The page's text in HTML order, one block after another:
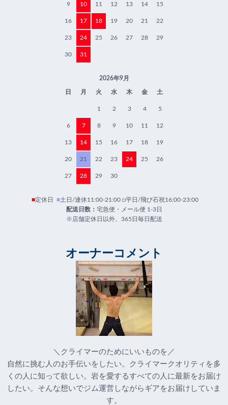
9 10 11 12 13 14 15
16 17 18 19 20 21 22
23 24 25 26 27 28 29
30 31
2026年9月
日 月 火 水 木 金 土
1 2 3 4 5
6 7 8 9 10 11 12
13 14 15 16 17 18 19
20 21 22 23 24 25 26
27 28 29 30
■定休日 ■土日/連休11:00-21:00 □平日/飛び石祝16:00-23:00
配送日数： 宅急便・メール便 1-3日
※店舗定休日以外、365日毎日配送
オーナーコメント
＼クライマーのためにいいものを／
自然に挑む人のお手伝いをしたい。クライマークオリティを多
くの人に知って欲しい。岩を愛するすべての人に最新をお届け
したい。そんな想いでジム運営しながらギアをお届けしていま
す。